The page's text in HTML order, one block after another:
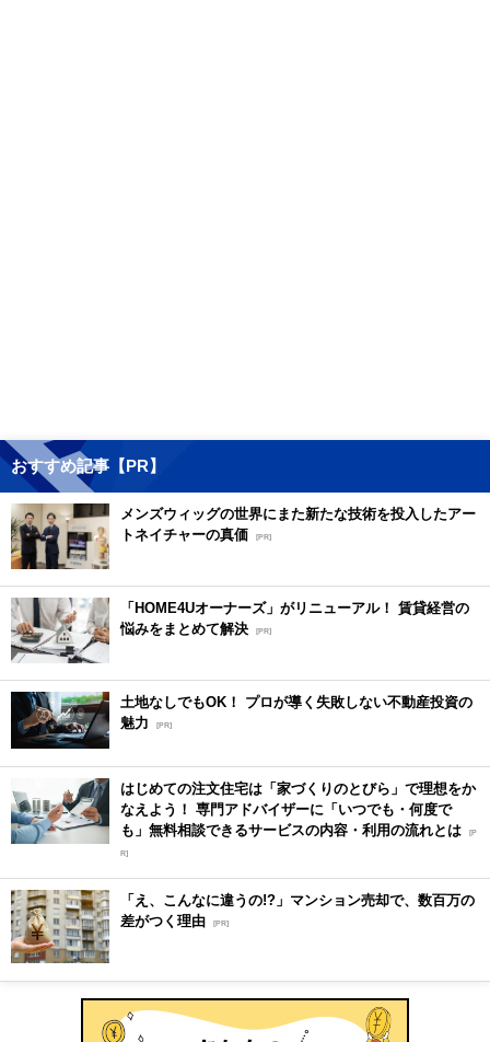
おすすめ記事【PR】
メンズウィッグの世界にまた新たな技術を投入したアー
トネイチャーの真価 [PR]
「HOME4Uオーナーズ」がリニューアル！ 賃貸経営の
悩みをまとめて解決 [PR]
土地なしでもOK！ プロが導く失敗しない不動産投資の
魅力
[PR]
はじめての注文住宅は「家づくりのとびら」で理想をか
なえよう！ 専門アドバイザーに「いつでも・何度で
も」無料相談できるサービスの内容・利用の流れとは [P
R]
「え、こんなに違うの!?」マンション売却で、数百万の
差がつく理由 [PR]